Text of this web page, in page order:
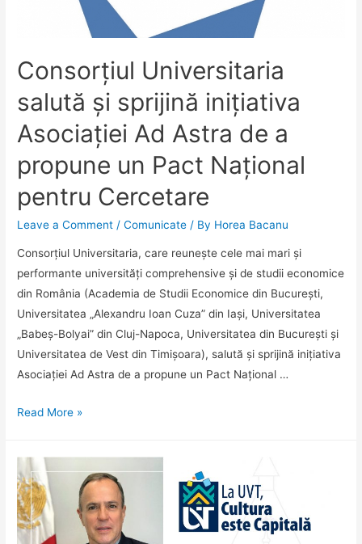
Consorțiul Universitaria
salută și sprijină inițiativa
Asociației Ad Astra de a
propune un Pact Național
pentru Cercetare
Leave a Comment /Comunicate / By Horea Bacanu
Consorțiul Universitaria, care reunește cele mai mari și
performante universități comprehensive și de studii economice
din România (Academia de Studii Economice din București,
Universitatea „Alexandru Ioan Cuza” din Iași, Universitatea
„Babeș-Bolyai” din Cluj-Napoca, Universitatea din București și
Universitatea de Vest din Timișoara), salută și sprijină inițiativa
Asociației Ad Astra de a propune un Pact Național …
Consorțiul
și
sprijină
inițiativa
Asociației
Read More »